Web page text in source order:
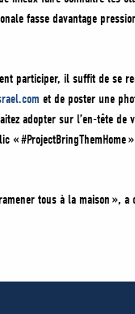
fasse davantage
participer, il suffit de se
et de poster une
adopter sur l’en-tête de
«
tous à la maison », a